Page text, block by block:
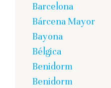
Barcelona
Bárcena Mayor
Bayona
Bélgica
Benidorm
Benidorm